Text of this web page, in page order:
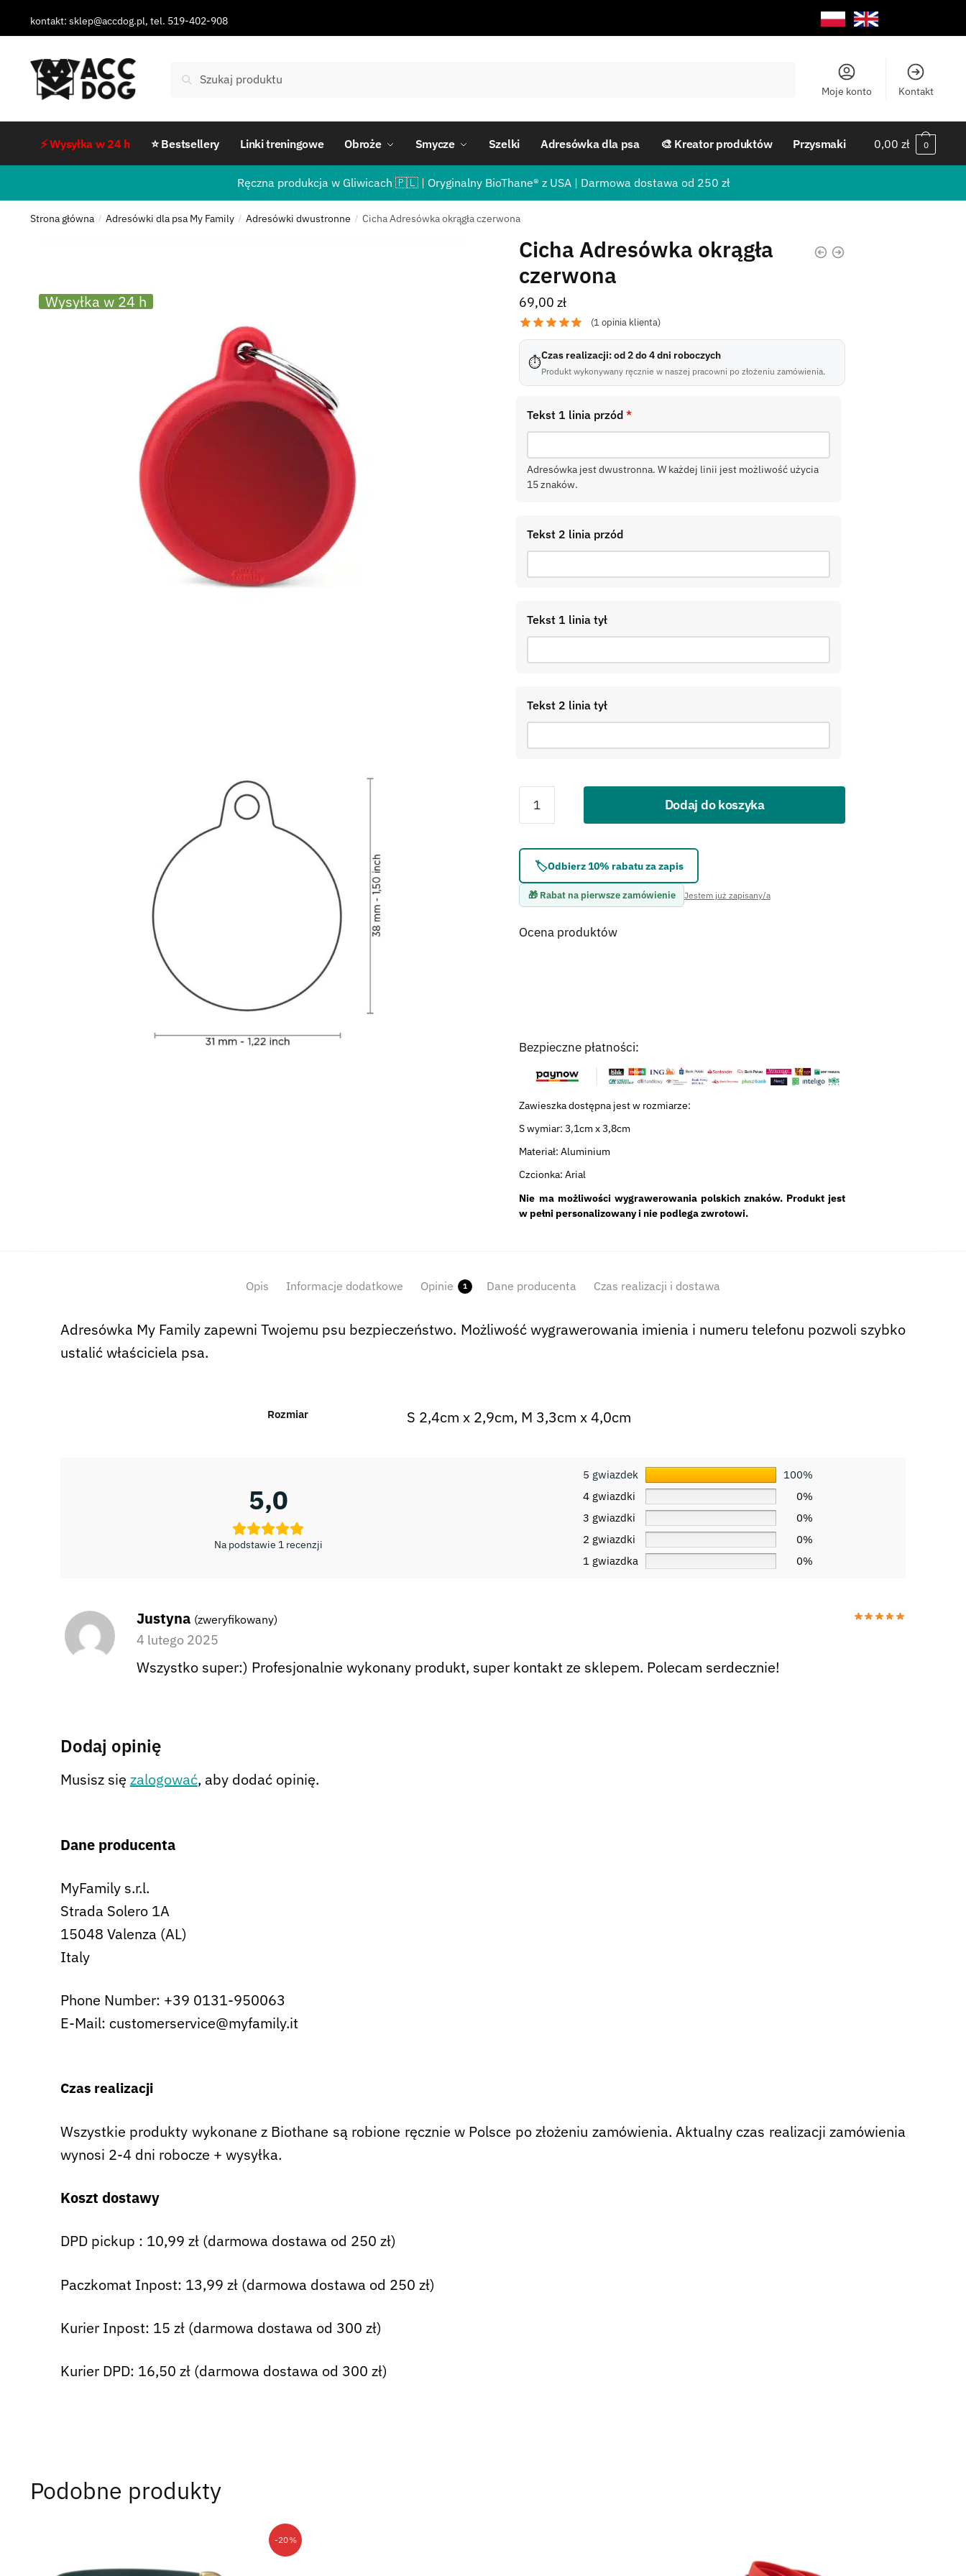
kontakt: sklep@accdog.pl, tel. 519-402-908
Szukaj
Moje konto Kontakt
⚡ Wysyłka w 24 h ⭐ Bestsellery Linki treningowe Obroże Smycze Szelki Adresówka dla psa 🎨 Kreator produktów Przysmaki 0,00zł 0
Ręczna produkcja w Gliwicach 🇵🇱 | Oryginalny BioThane® z USA | Darmowa dostawa od 250 zł
Strona główna / Adresówki dla psa My Family / Adresówki dwustronne / Cicha Adresówka okrągła czerwona
Wysyłka w 24 h
Cicha Adresówka okrągła
czerwona
69,00zł
(1 opinia klienta)
⏱Czas realizacji: od 2 do 4 dni roboczych
Produkt wykonywany ręcznie w naszej pracowni po złożeniu zamówienia.
Tekst 1 linia przód *
Adresówka jest dwustronna. W każdej linii jest możliwość użycia
15 znaków.
Tekst 2 linia przód
Tekst 1 linia tył
Tekst 2 linia tył
Dodaj do koszyka
🏷️Odbierz 10% rabatu za zapis
🎁 Rabat na pierwsze zamówienie Jestem już zapisany/a
Ocena produktów
Bezpieczne płatności:
Zawieszka dostępna jest w rozmiarze:
S wymiar: 3,1cm x 3,8cm
Materiał: Aluminium
Czcionka: Arial
Nie ma możliwości wygrawerowania polskich znaków. Produkt jest
w pełni personalizowany i nie podlega zwrotowi.
Opis Informacje dodatkowe Opinie 1 Dane producenta Czas realizacji i dostawa
Adresówka My Family zapewni Twojemu psu bezpieczeństwo. Możliwość wygrawerowania imienia i numeru telefonu pozwoli szybko
ustalić właściciela psa.
Rozmiar S 2,4cm x 2,9cm, M 3,3cm x 4,0cm
5,0
Na podstawie 1 recenzji
5 gwiazdek
100%
4 gwiazdki
0%
3 gwiazdki
0%
2 gwiazdki
0%
1 gwiazdka
0%
Justyna (zweryfikowany)
4 lutego 2025
Wszystko super:) Profesjonalnie wykonany produkt, super kontakt ze sklepem. Polecam serdecznie!
Dodaj opinię
Musisz się zalogować, aby dodać opinię.
Dane producenta
MyFamily s.r.l.
Strada Solero 1A
15048 Valenza (AL)
Italy
Phone Number: +39 0131-950063
E-Mail: customerservice@myfamily.it
Czas realizacji
Wszystkie produkty wykonane z Biothane są robione ręcznie w Polsce po złożeniu zamówienia. Aktualny czas realizacji zamówienia
wynosi 2-4 dni robocze + wysyłka.
Koszt dostawy
DPD pickup : 10,99 zł (darmowa dostawa od 250 zł)
Paczkomat Inpost: 13,99 zł (darmowa dostawa od 250 zł)
Kurier Inpost: 15 zł (darmowa dostawa od 300 zł)
Kurier DPD: 16,50 zł (darmowa dostawa od 300 zł)
Podobne produkty
-20%